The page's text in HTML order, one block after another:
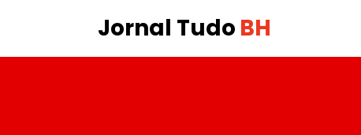
Jornal Tudo BH